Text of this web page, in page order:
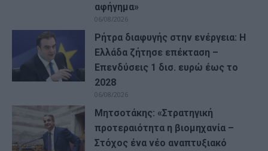
αφήγημα»
06/08/2026
Ρήτρα διαφυγής στην ενέργεια: Η
Ελλάδα ζήτησε επέκταση –
Επενδύσεις 1 δισ. ευρώ έως το
2028
06/08/2026
Μητσοτάκης: «Στρατηγική
προτεραιότητα η βιομηχανία –
Στόχος ένα νέο αναπτυξιακό